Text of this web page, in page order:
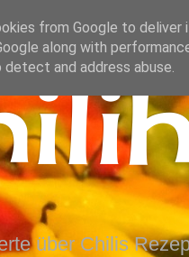
über Chilis
from Google to deliver
along with
and address abuse.